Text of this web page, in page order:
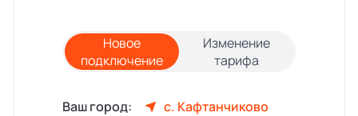
Новое
подключение
Изменение
тарифа
Ваш город: с. Кафтанчиково